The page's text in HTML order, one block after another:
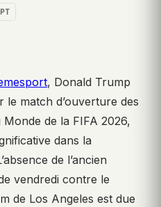
PT
, Donald Trump
match d’ouverture des
de la FIFA 2026,
dans la
de l’ancien
vendredi contre le
de Los Angeles est due